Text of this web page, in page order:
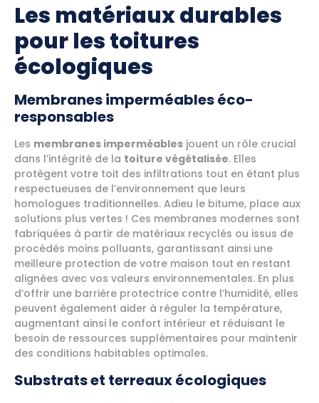
Les matériaux durables
pour les toitures
écologiques
Membranes imperméables éco-
responsables
Les membranes imperméables jouent un rôle crucial
dans l’intégrité de la toiture végétalisée. Elles
protègent votre toit des infiltrations tout en étant plus
respectueuses de l’environnement que leurs
homologues traditionnelles. Adieu le bitume, place aux
solutions plus vertes ! Ces membranes modernes sont
fabriquées à partir de matériaux recyclés ou issus de
procédés moins polluants, garantissant ainsi une
meilleure protection de votre maison tout en restant
alignées avec vos valeurs environnementales. En plus
d’offrir une barrière protectrice contre l’humidité, elles
peuvent également aider à réguler la température,
augmentant ainsi le confort intérieur et réduisant le
besoin de ressources supplémentaires pour maintenir
des conditions habitables optimales.
Substrats et terreaux écologiques